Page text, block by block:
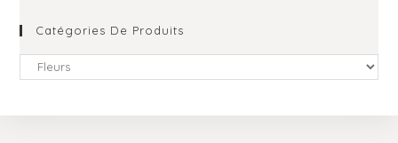
Catégories De Produits